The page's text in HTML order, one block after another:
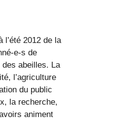
l’été 2012 de la
e-s de
animent